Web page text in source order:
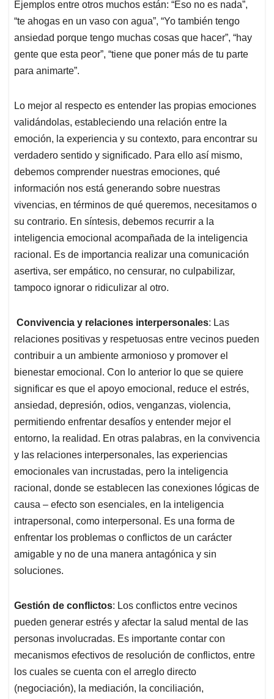
Ejemplos entre otros muchos están: “Eso no es nada”,
“te ahogas en un vaso con agua”, “Yo también tengo
ansiedad porque tengo muchas cosas que hacer”, “hay
gente que esta peor”, “tiene que poner más de tu parte
para animarte”.
Lo mejor al respecto es entender las propias emociones
validándolas, estableciendo una relación entre la
emoción, la experiencia y su contexto, para encontrar su
verdadero sentido y significado. Para ello así mismo,
debemos comprender nuestras emociones, qué
información nos está generando sobre nuestras
vivencias, en términos de qué queremos, necesitamos o
su contrario. En síntesis, debemos recurrir a la
inteligencia emocional acompañada de la inteligencia
racional. Es de importancia realizar una comunicación
asertiva, ser empático, no censurar, no culpabilizar,
tampoco ignorar o ridiculizar al otro.
Convivencia y relaciones interpersonales: Las
relaciones positivas y respetuosas entre vecinos pueden
contribuir a un ambiente armonioso y promover el
bienestar emocional. Con lo anterior lo que se quiere
significar es que el apoyo emocional, reduce el estrés,
ansiedad, depresión, odios, venganzas, violencia,
permitiendo enfrentar desafíos y entender mejor el
entorno, la realidad. En otras palabras, en la convivencia
y las relaciones interpersonales, las experiencias
emocionales van incrustadas, pero la inteligencia
racional, donde se establecen las conexiones lógicas de
causa – efecto son esenciales, en la inteligencia
intrapersonal, como interpersonal. Es una forma de
enfrentar los problemas o conflictos de un carácter
amigable y no de una manera antagónica y sin
soluciones.
Gestión de conflictos: Los conflictos entre vecinos
pueden generar estrés y afectar la salud mental de las
personas involucradas. Es importante contar con
mecanismos efectivos de resolución de conflictos, entre
los cuales se cuenta con el arreglo directo
(negociación), la mediación, la conciliación,